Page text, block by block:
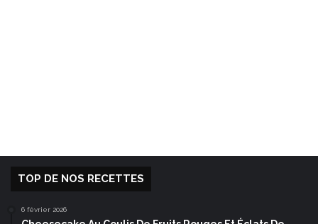
TOP DE NOS RECETTES
6 février 2026